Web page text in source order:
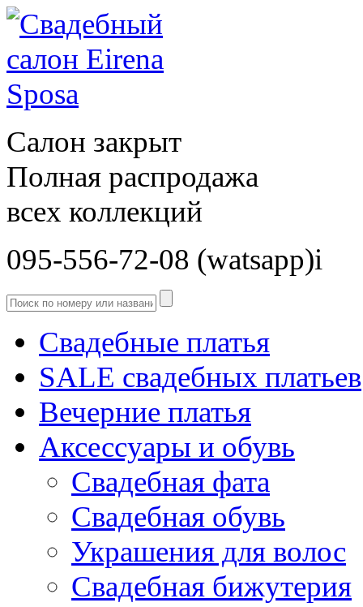
Салон закрыт
Полная распродажа
всех коллекций
095-556-72-08 (watsapp)і
Свадебные платья
SALE cвадебных платьев
Вечерние платья
Аксессуары и обувь
Свадебная фата
Свадебная обувь
Украшения для волос
Свадебная бижутерия